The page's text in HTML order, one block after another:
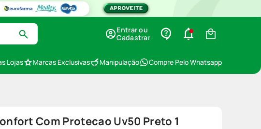
Entrar ou
Cadastrar
Lojas Marcas Exclusivas Manipulação Compre Pelo Whatsapp
Com Protecao Uv50 Preto 1